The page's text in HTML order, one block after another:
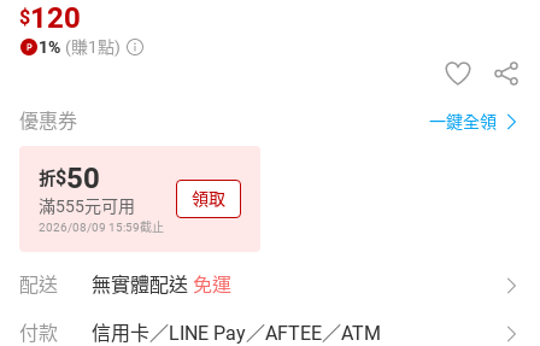
$120
1% (賺1點)
優惠券 一鍵全領
折$50
滿555元可用
2026/08/09 15:59截止
領取
配送 無實體配送 免運
付款 信用卡／LINE Pay／AFTEE／ATM